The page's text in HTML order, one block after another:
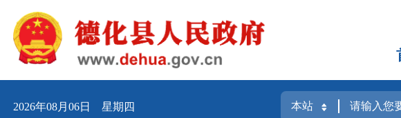
2026年08月06日 星期四